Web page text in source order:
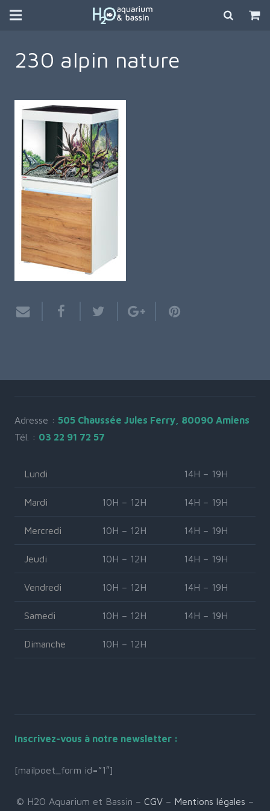
230 alpin nature
Adresse : 505 Chaussée Jules Ferry, 80090 Amiens
Tél. : 03 22 91 72 57
Lundi 14H – 19H
Mardi 10H – 12H 14H – 19H
Mercredi 10H – 12H 14H – 19H
Jeudi 10H – 12H 14H – 19H
Vendredi 10H – 12H 14H – 19H
Samedi 10H – 12H 14H – 19H
Dimanche 10H – 12H
Inscrivez-vous à notre newsletter :
[mailpoet_form id=”1″]
© H2O Aquarium et Bassin – CGV – Mentions légales –